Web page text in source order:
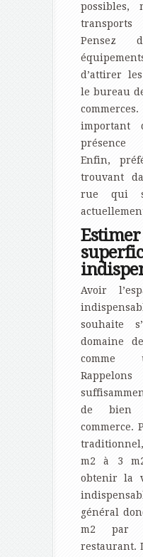
possibles,
Pensez
d’attirer
le bureau
important
présence
Enfin,
trouvant
rue qui
Avoir
souhaite
domaine
comme
de bien
commerce.
m2 à 3
obtenir la
général
m2 par
restaurant.